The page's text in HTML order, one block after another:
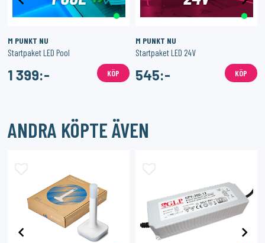
M PUNKT NU
Startpaket LED Pool
1 399:- KÖP
M PUNKT NU
Startpaket LED 24V
545:- KÖP
ANDRA KÖPTE ÄVEN